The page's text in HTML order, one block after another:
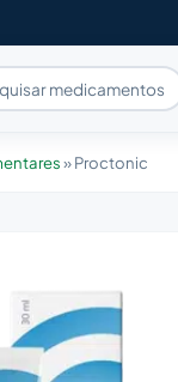
»Proctonic